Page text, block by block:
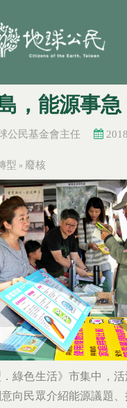
，能源事急
公民基金會主任
型 » 廢核
綠色生活》市集中，
向民眾介紹能源議題